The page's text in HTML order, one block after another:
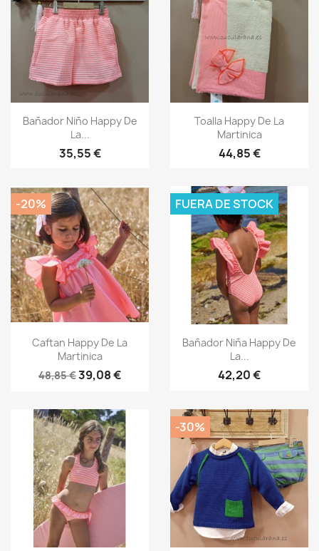
Vista rápida
Bañador Niño Happy De
La...
35,55 €
Vista rápida
Toalla Happy De La
Martinica
44,85 €
Vista rápida
Caftan Happy De La
Martinica
48,85 €39,08 €
-20%
Vista rápida
Bañador Niña Happy De
La...
42,20 €
FUERA DE STOCK
-30%